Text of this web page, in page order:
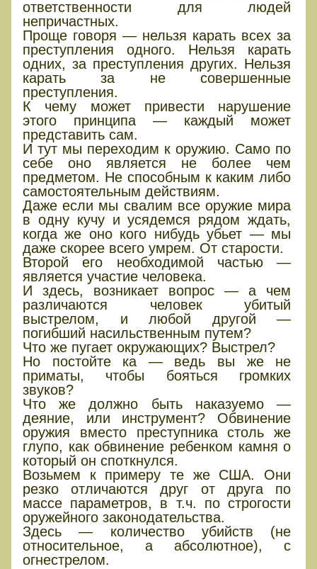
ответственности для людей
непричастных.
Проще говоря — нельзя карать всех за
преступления одного. Нельзя карать
одних, за преступления других. Нельзя
карать за не совершенные
преступления.
К чему может привести нарушение
этого принципа — каждый может
представить сам.
И тут мы переходим к оружию. Само по
себе оно является не более чем
предметом. Не способным к каким либо
самостоятельным действиям.
Даже если мы свалим все оружие мира
в одну кучу и усядемся рядом ждать,
когда же оно кого нибудь убьет — мы
даже скорее всего умрем. От старости.
Второй его необходимой частью —
является участие человека.
И здесь, возникает вопрос — а чем
различаются человек убитый
выстрелом, и любой другой —
погибший насильственным путем?
Что же пугает окружающих? Выстрел?
Но постойте ка — ведь вы же не
приматы, чтобы бояться громких
звуков?
Что же должно быть наказуемо —
деяние, или инструмент? Обвинение
оружия вместо преступника столь же
глупо, как обвинение ребенком камня о
который он споткнулся.
Возьмем к примеру те же США. Они
резко отличаются друг от друга по
массе параметров, в т.ч. по строгости
оружейного законодательства.
Здесь — количество убийств (не
относительное, а абсолютное), с
огнестрелом.